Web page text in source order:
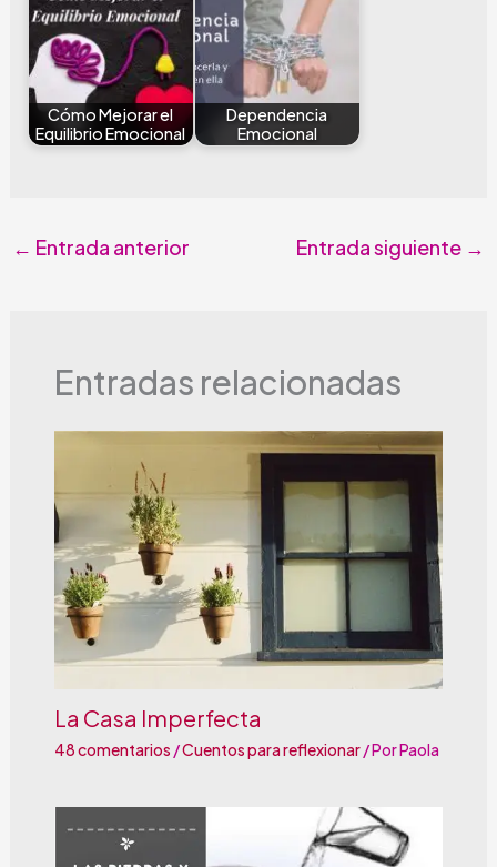
Cómo Mejorar el
Equilibrio Emocional
Dependencia
Emocional
← Entrada anterior Entrada siguiente →
Entradas relacionadas
La Casa Imperfecta
48 comentarios /Cuentos para reflexionar/ PorPaola